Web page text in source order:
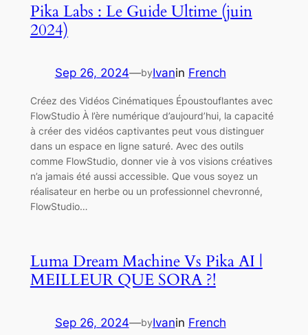
Pika Labs : Le Guide Ultime (juin
2024)
Sep 26, 2024—byIvanin French
Créez des Vidéos Cinématiques Époustouflantes avec
FlowStudio À l’ère numérique d’aujourd’hui, la capacité
à créer des vidéos captivantes peut vous distinguer
dans un espace en ligne saturé. Avec des outils
comme FlowStudio, donner vie à vos visions créatives
n’a jamais été aussi accessible. Que vous soyez un
réalisateur en herbe ou un professionnel chevronné,
FlowStudio…
Luma Dream Machine Vs Pika AI |
MEILLEUR QUE SORA ?!
Sep 26, 2024—byIvanin French